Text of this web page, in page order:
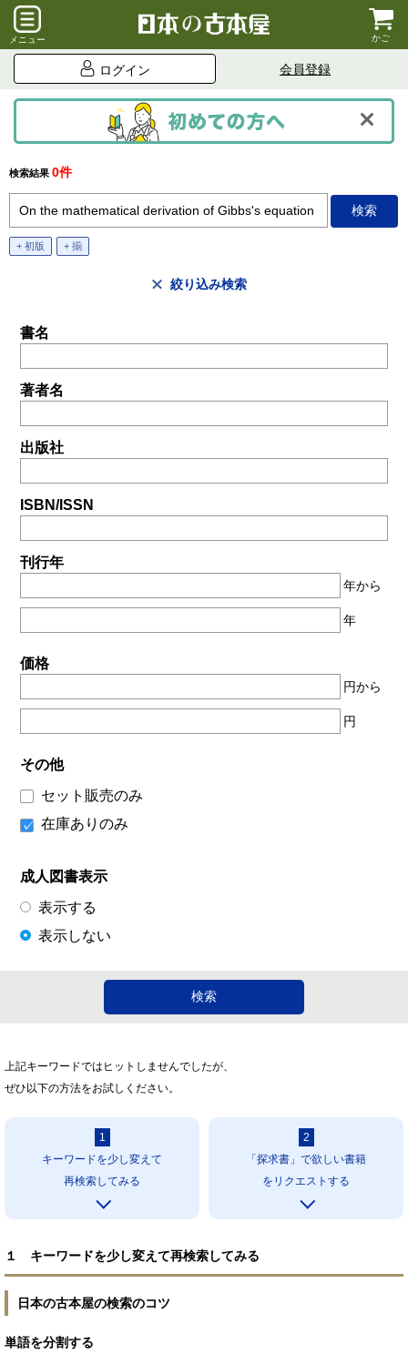
メニュー かご
ログイン 会員登録
検索結果 0件
+ 初版 + 揃
絞り込み検索
書名
著者名
出版社
ISBN/ISSN
刊行年
年から
年
価格
円から
円
その他
セット販売のみ
在庫ありのみ
成人図書表示
表示する
表示しない
上記キーワードではヒットしませんでしたが、
ぜひ以下の方法をお試しください。
1
キーワードを少し変えて
再検索してみる
2
「探求書」で欲しい書籍
をリクエストする
１ キーワードを少し変えて再検索してみる
日本の古本屋の検索のコツ
単語を分割する